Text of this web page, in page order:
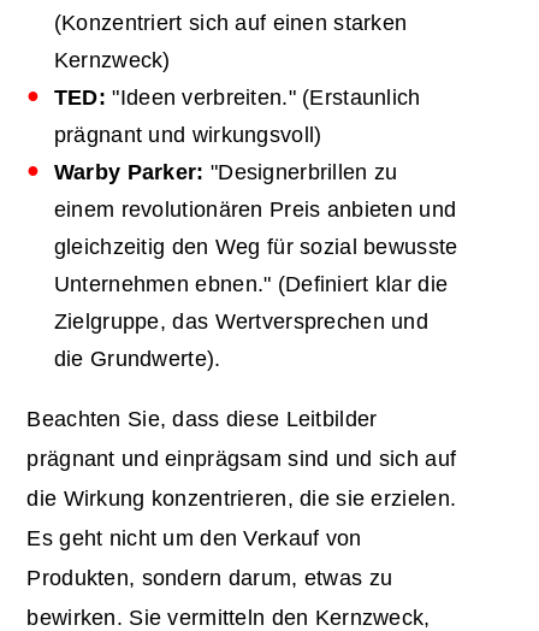
(Konzentriert sich auf einen starken
Kernzweck)
TED: "Ideen verbreiten." (Erstaunlich
prägnant und wirkungsvoll)
Warby Parker: "Designerbrillen zu
einem revolutionären Preis anbieten und
gleichzeitig den Weg für sozial bewusste
Unternehmen ebnen." (Definiert klar die
Zielgruppe, das Wertversprechen und
die Grundwerte).
Beachten Sie, dass diese Leitbilder
prägnant und einprägsam sind und sich auf
die Wirkung konzentrieren, die sie erzielen.
Es geht nicht um den Verkauf von
Produkten, sondern darum, etwas zu
bewirken. Sie vermitteln den Kernzweck,